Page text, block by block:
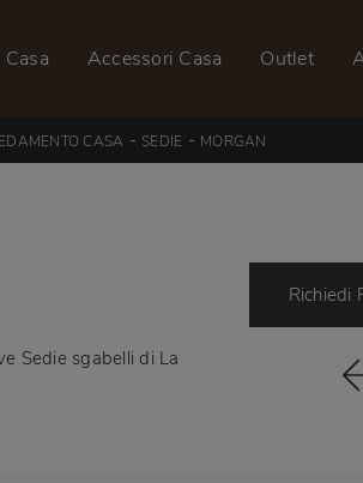
Accessori Casa Outlet
CASA - SEDIE - MORGAN
Sedie sgabelli di La
Richiedi